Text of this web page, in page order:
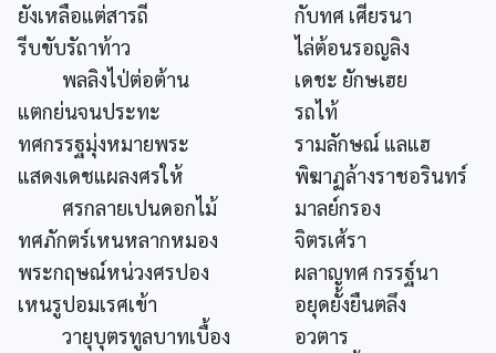
ยังเหลือแต่สารถี
กับทศ เศียรนา
รีบขับรัถาท้าว
ไล่ต้อนรอญลิง
พลลิงไป่ต่อต้าน
เดชะ ยักษเฮย
แตกย่นจนประทะ
รถไท้
ทศกรรฐมุ่งหมายพระ
รามลักษณ์ แลแฮ
แสดงเดชแผลงศรให้
พิฆาฏล้างราชอรินทร์
ศรกลายเปนดอกไม้
มาลย์กรอง
ทศภักตร์เหนหลากหมอง
จิตรเศ้รา
พระกฤษณ์หน่วงศรปอง
ผลาญทศ กรรฐ์นา
เหนรูปอมเรศเข้า
อยุดยั้งยืนตลึง
วายุบุตรทูลบาทเบื้อง
อวตาร